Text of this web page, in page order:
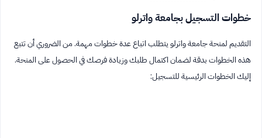
خطوات التسجيل بجامعة واترلو
التقديم لمنحة جامعة واترلو يتطلب اتباع عدة خطوات مهمة. من الضروري أن تتبع
هذه الخطوات بدقة لضمان اكتمال طلبك وزيادة فرصك في الحصول على المنحة.
إليك الخطوات الرئيسية للتسجيل: